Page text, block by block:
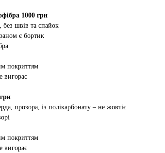
1000 грн
швів та спайок
є бортик
покриттям
вигорає
прозора, із полікарбонату – не жовтіє
покриттям
вигорає